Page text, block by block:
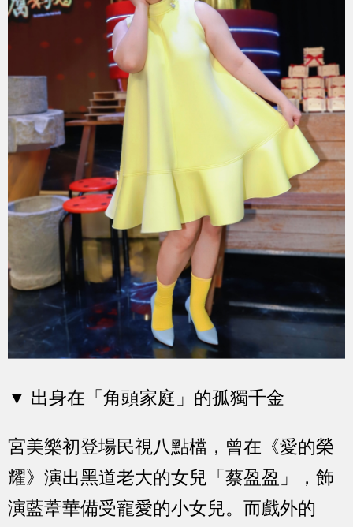
▼ 出身在 「角頭家庭 」 的孤獨千金
宮美樂初登場民視八點檔，曾在《愛的榮
耀》演出黑道老大的女兒「蔡盈盈」，飾
演藍葦華備受寵愛的小女兒。而戲外的